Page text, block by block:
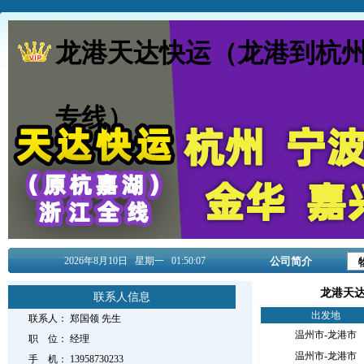
龙港天达快运（龙港到杭
专线）
2026年8月10日 星期一 01:50:07 公司简介
联系人信息
联系人： 郑国领 先生
职 位： 经理
手 机：
13958730233
龙港天
出发地
温州市-龙港市
温州市-龙港市